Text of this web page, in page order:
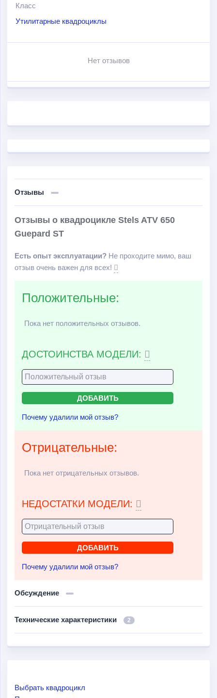
рулевой колонки; современный оригинальный дизайн;
свободная езда по бездорожью (большой клиренс в
Класс
Утилитарные квадроциклы
Нет отзывов
Отзывы
Отзывы о квадроцикле Stels ATV 650
Guepard ST
Есть опыт эксплуатации? Не проходите мимо, ваш
отзыв очень важен для всех!
Положительные:
Пока нет положительных отзывов.
ДОСТОИНСТВА МОДЕЛИ:
Почему удалили мой отзыв?
Отрицательные:
Пока нет отрицательных отзывов.
НЕДОСТАТКИ МОДЕЛИ:
Почему удалили мой отзыв?
Обсуждение
Технические характеристики 2
Выбрать квадроцикл